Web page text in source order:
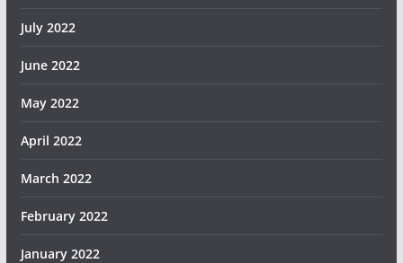
July 2022
June 2022
May 2022
April 2022
March 2022
February 2022
January 2022